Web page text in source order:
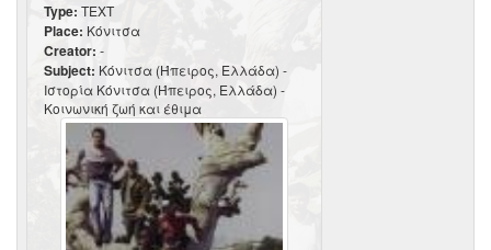
Type: TEXT
Place: Κόνιτσα
Creator: -
Subject: Κόνιτσα (Ήπειρος, Ελλάδα) -
Ιστορία Κόνιτσα (Ήπειρος, Ελλάδα) -
Κοινωνική ζωή και έθιμα